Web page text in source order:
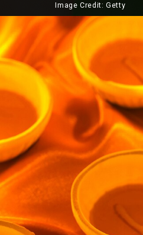
Image Credit: Getty